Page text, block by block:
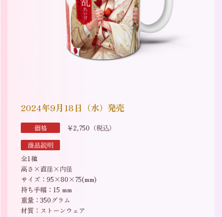
2024年9月18日（水）発売
価格
￥2,750（税込）
商品説明
全1種
高さ×直径×内径
サイズ：95×80×75(mm)
持ち手幅：15 mm
重量：350グラム
材質：ストーンウェア